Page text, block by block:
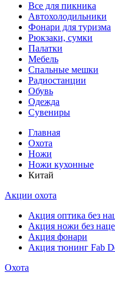
Все для пикника
Автохолодильники
Фонари для туризма
Рюкзаки, сумки
Палатки
Мебель
Спальные мешки
Радиостанции
Обувь
Одежда
Сувениры
Главная
Охота
Ножи
Ножи кухонные
Китай
Акции охота
Акция оптика без
Акция ножи без
Акция фонари
Акция тюнинг Fab
Охота